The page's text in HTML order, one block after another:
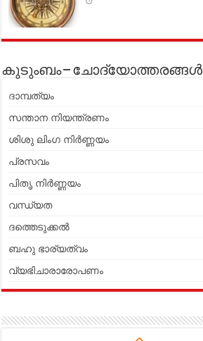
കുടുംബം – ചോദ്യോത്തരങ്ങൾ
ദാമ്പത്യം
സന്താന നിയന്ത്രണം
ശിശു ലിംഗ നിർണ്ണയം
പ്രസവം
പിതൃ നിർണ്ണയം
വന്ധ്യത
ദത്തെടുക്കൽ
ബഹു ഭാര്യത്വം
വ്യഭിചാരാരോപണം